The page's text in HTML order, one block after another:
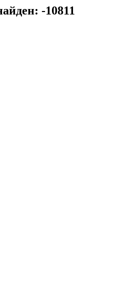
-10811